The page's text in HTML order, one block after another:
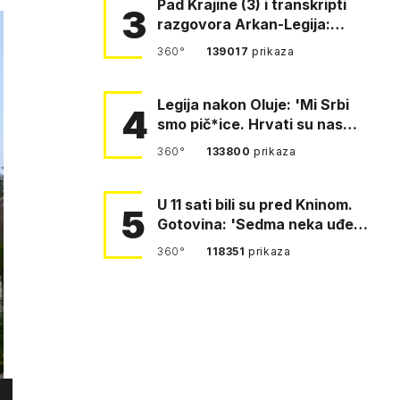
3
Pad Krajine (3) i transkripti
razgovora Arkan-Legija:
'Čujem, prelazite ustašam…
360° 139017prikaza
4 Legija nakon Oluje: 'Mi Srbi
smo pič*ice. Hrvati su nas
pomeli!'
360° 133800prikaza
5
U 11 sati bili su pred Kninom.
Gotovina: 'Sedma neka uđe,
4. gardijska neka g…
360° 118351prikaza